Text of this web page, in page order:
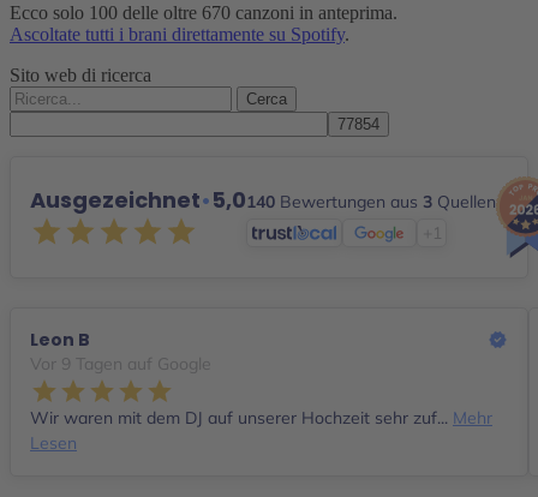
Ecco solo 100 delle oltre 670 canzoni in anteprima.
Ascoltate tutti i brani direttamente su Spotify.
Sito web di ricerca
Cerca:
Ausgezeichnet•5,0140 Bewertungen aus 3 Quellen
+1
Leon B
Vor 9 Tagen auf Google
Wir waren mit dem DJ auf unserer Hochzeit sehr zuf... Mehr
Lesen